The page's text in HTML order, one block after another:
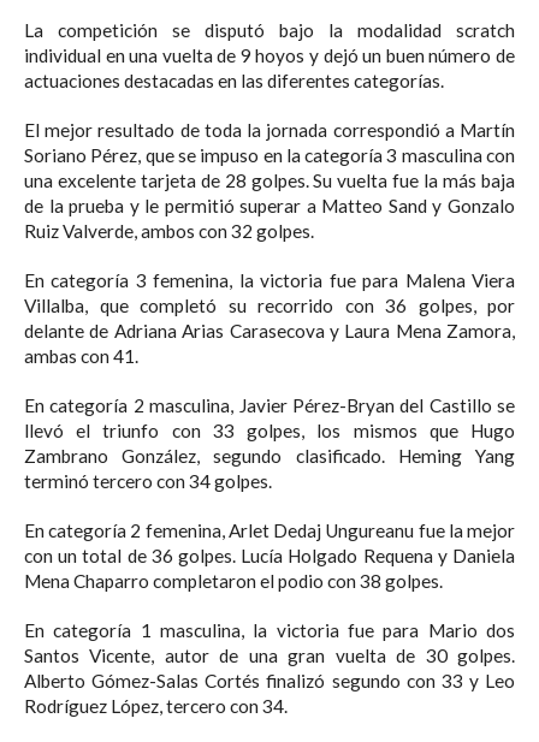
La competición se disputó bajo la modalidad scratch
individual en una vuelta de 9 hoyos y dejó un buen número de
actuaciones destacadas en las diferentes categorías.
El mejor resultado de toda la jornada correspondió a Martín
Soriano Pérez, que se impuso en la categoría 3 masculina con
una excelente tarjeta de 28 golpes. Su vuelta fue la más baja
de la prueba y le permitió superar a Matteo Sand y Gonzalo
Ruiz Valverde, ambos con 32 golpes.
En categoría 3 femenina, la victoria fue para Malena Viera
Villalba, que completó su recorrido con 36 golpes, por
delante de Adriana Arias Carasecova y Laura Mena Zamora,
ambas con 41.
En categoría 2 masculina, Javier Pérez-Bryan del Castillo se
llevó el triunfo con 33 golpes, los mismos que Hugo
Zambrano González, segundo clasificado. Heming Yang
terminó tercero con 34 golpes.
En categoría 2 femenina, Arlet Dedaj Ungureanu fue la mejor
con un total de 36 golpes. Lucía Holgado Requena y Daniela
Mena Chaparro completaron el podio con 38 golpes.
En categoría 1 masculina, la victoria fue para Mario dos
Santos Vicente, autor de una gran vuelta de 30 golpes.
Alberto Gómez-Salas Cortés finalizó segundo con 33 y Leo
Rodríguez López, tercero con 34.